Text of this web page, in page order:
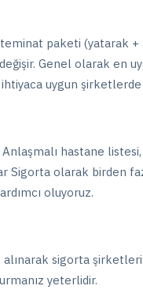
teminat paketi (yatarak
Genel olarak en
uygun
hastane
olarak birden
oluyoruz.
alınarak sigorta
yeterlidir.